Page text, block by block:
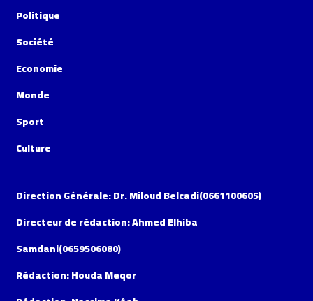
Politique
Société
Economie
Monde
Sport
Culture
Direction Générale: Dr. Miloud Belcadi(0661100605)
Directeur de rédaction: Ahmed Elhiba
Samdani(0659506080)
Rédaction: Houda Meqor